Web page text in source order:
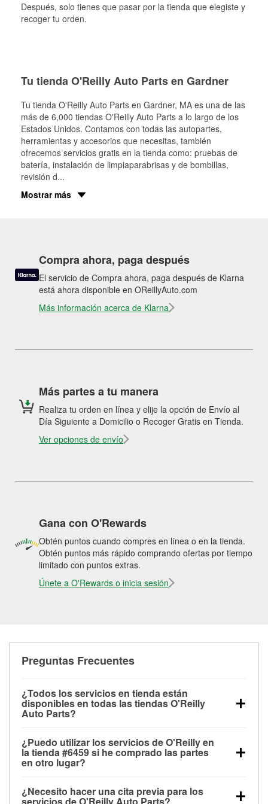
Después, solo tienes que pasar por la tienda que elegiste y
recoger tu orden.
Tu tienda O'Reilly Auto Parts en Gardner
Tu tienda O'Reilly Auto Parts en Gardner, MA es una de las
más de 6,000 tiendas O'Reilly Auto Parts a lo largo de los
Estados Unidos. Contamos con todas las autopartes,
herramientas y accesorios que necesitas, también
ofrecemos servicios gratis en la tienda como: pruebas de
batería, instalación de limpiaparabrisas y de bombillas,
revisión d...
Mostrar más
Compra ahora, paga después
El servicio de Compra ahora, paga después de Klarna
está ahora disponible en OReillyAuto.com
Más información acerca de Klarna
Más partes a tu manera
Realiza tu orden en línea y elije la opción de Envío al
Día Siguiente a Domicilio o Recoger Gratis en Tienda.
Ver opciones de envío
Gana con O'Rewards
Obtén puntos cuando compres en línea o en la tienda.
Obtén puntos más rápido comprando ofertas por tiempo
limitado con puntos extras.
Únete a O'Rewards o inicia sesión
Preguntas Frecuentes
¿Todos los servicios en tienda están
disponibles en todas las tiendas O'Reilly
Auto Parts?
las pruebas de batería, pruebas de alternador y
motor de arranque, revisión de la luz “Check Engine”
con O'Reilly VeriScan® e instalación de
limpiaparabrisas o bombillas, están disponibles en
todas las tiendas O'Reilly Auto Parts. La tienda
¿Puedo utilizar los servicios de O'Reilly en
la tienda #6459 si he comprado las partes
en otro lugar?
de O'Reilly Auto Parts que estén disponibles en la
¿Necesito hacer una cita previa para los